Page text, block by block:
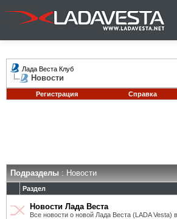
Лада Веста Клуб
Новости
Регистрация Справка
Подразделы: Новости
Раздел
Новости Лада Веста
Все новости о новой Лада Веста (LADA Vesta)